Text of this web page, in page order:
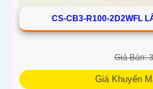
CS-CB3-R100-2D2WFL
Giá Bán:
Giá Khuyến